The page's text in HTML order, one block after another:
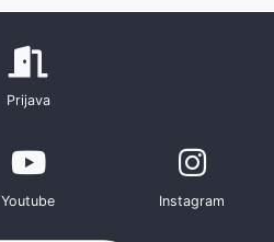
Prijava
Youtube Instagram